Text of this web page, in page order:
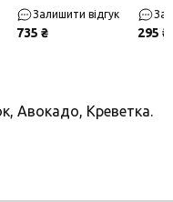
Залишити відгук
735 ₴ 295 ₴
Авокадо, Креветка.